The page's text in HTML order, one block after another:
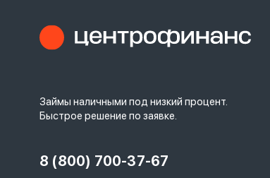
Займы наличными под низкий процент.
Быстрое решение по заявке.
8 (800) 700-37-67